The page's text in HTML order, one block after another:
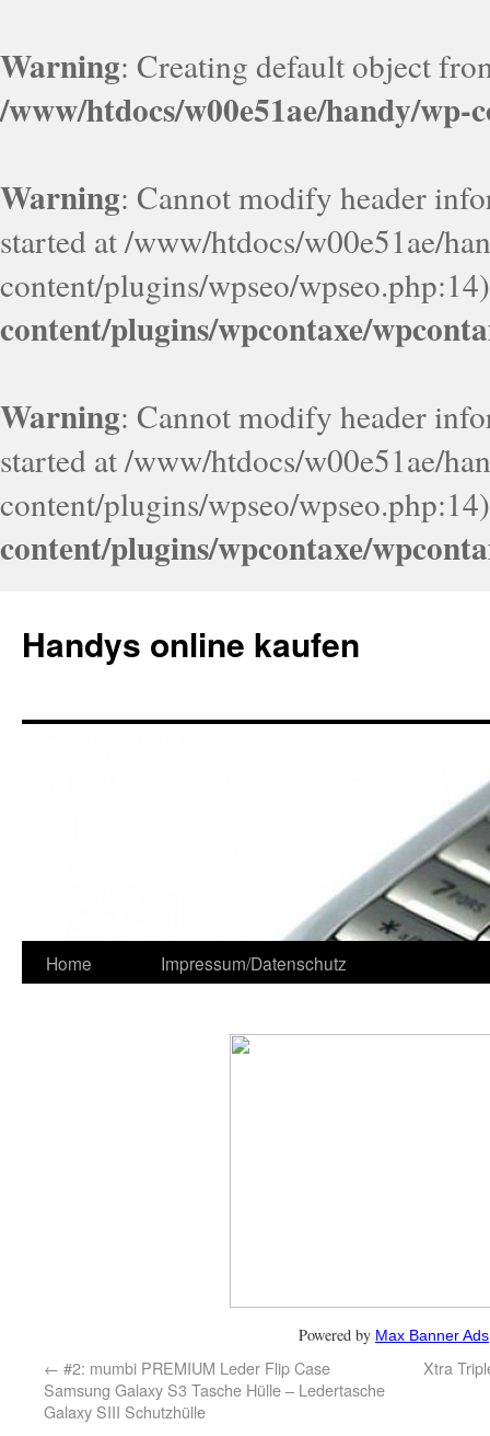
Warning: Creating default object
/www/htdocs/w00e51ae/handy/wp-
Warning: Cannot modify header
started at /www/htdocs/w00e51ae/
content/plugins/wpseo/
content/plugins/wpcontaxe/
Warning: Cannot modify header
started at /www/htdocs/w00e51ae/
content/plugins/wpseo/
content/plugins/wpcontaxe/
Handys online kaufen
Home Impressum/Datenschutz
Powered by Max Banner Ads
← #2: mumbi PREMIUM Leder Flip Case
Samsung Galaxy S3 Tasche Hülle – Ledertasche
Galaxy SIII Schutzhülle
Xtra